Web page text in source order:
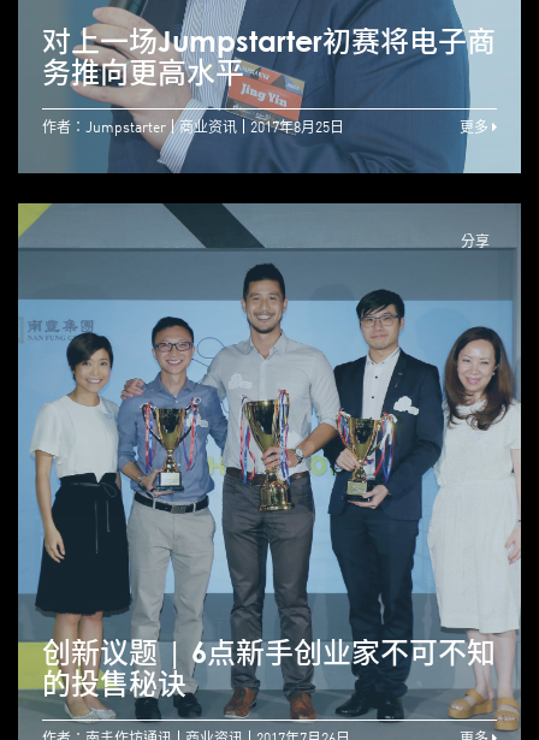
对上一场Jumpstarter初赛将电子商
务推向更高水平
作者：Jumpstarter 商业资讯 2017年8月25日 更多
分享
创新议题 | 6点新手创业家不可不知
的投售秘诀